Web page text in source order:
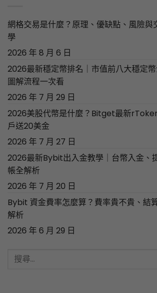
網格交易是什麼？原理、優缺點、風險與
學
2026 年 8 月 6 日
2026最新穩定幣排名｜市值前八大穩定
圖解流程一次看
2026 年 7 月 29 日
2026美股代幣是什麼？Bitget最新
戶送20美金
2026 年 7 月 27 日
2026最新Bybit出入金教學｜台幣入金、
帳全解析
2026 年 7 月 20 日
Bybit 資金費率怎麼算？費率貴不貴、結
解析
2026 年 6 月 29 日